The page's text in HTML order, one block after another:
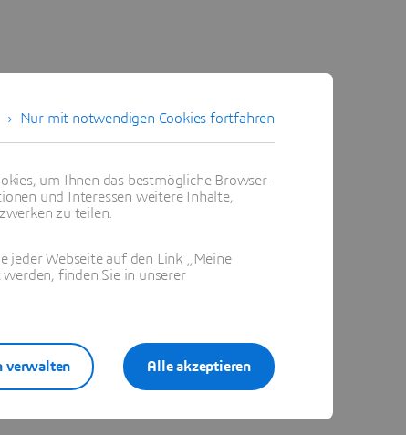
Nur mit notwendigen Cookies fortfahren
um Ihnen das bestmögliche Browser-
und Interessen weitere Inhalte,
zu teilen.
jeder Webseite auf den Link „Meine
finden Sie in unserer
Alle akzeptieren
verwalten